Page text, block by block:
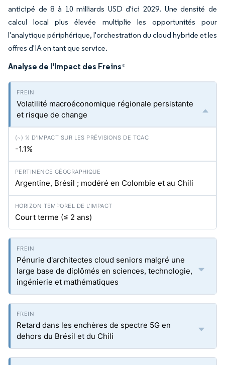
anticipé de 8 à 10 milliards USD d'ici 2029. Une densité de
calcul local plus élevée multiplie les opportunités pour
l'analytique périphérique, l'orchestration du cloud hybride et les
offres d'IA en tant que service.
Analyse de l'Impact des Freins*
Volatilité macroéconomique régionale persistante
et risque de change
-1.1%
Argentine, Brésil ; modéré en Colombie et au Chili
Court terme (≤ 2 ans)
Pénurie d'architectes cloud seniors malgré une
large base de diplômés en sciences, technologie,
ingénierie et mathématiques
Retard dans les enchères de spectre 5G en
dehors du Brésil et du Chili